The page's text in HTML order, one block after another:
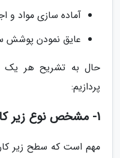
آماده سازی مواد و
عایق نمودن پوشش
حال به تشریح هر یک
پردازیم:
1- مشخص نوع زیر کار
مهم است که سطح زیر